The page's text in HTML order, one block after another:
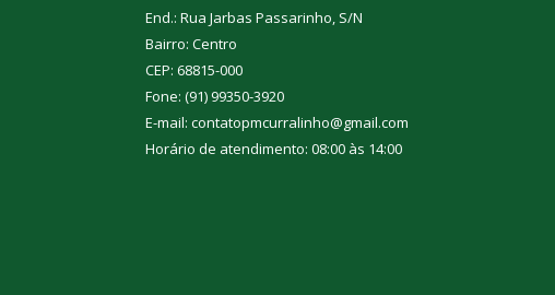
End.: Rua Jarbas Passarinho, S/N
Bairro: Centro
CEP: 68815-000
Fone: (91) 99350-3920
E-mail: contatopmcurralinho@gmail.com
Horário de atendimento: 08:00 às 14:00